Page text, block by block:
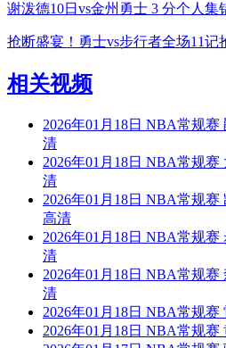
谢泼德10日vs金州勇士 3 分个人集
抢断盛宴！勇士vs步行者全场11记
相关视频
2026年01月18日 NBA常规
清
2026年01月18日 NBA常规
清
2026年01月18日 NBA常规
高清
2026年01月18日 NBA常规
清
2026年01月18日 NBA常规
清
2026年01月18日 NBA常规
2026年01月18日 NBA常规